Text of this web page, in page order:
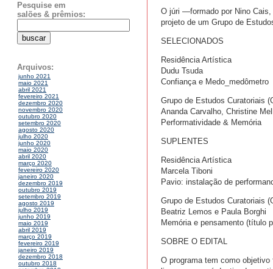
Pesquise em
salões & prêmios:
Arquivos:
junho 2021
maio 2021
abril 2021
fevereiro 2021
dezembro 2020
novembro 2020
outubro 2020
setembro 2020
agosto 2020
julho 2020
junho 2020
maio 2020
abril 2020
março 2020
fevereiro 2020
janeiro 2020
dezembro 2019
outubro 2019
setembro 2019
agosto 2019
julho 2019
junho 2019
maio 2019
abril 2019
março 2019
fevereiro 2019
janeiro 2019
dezembro 2018
outubro 2018
O júri —formado por Nino
projeto de um Grupo de
SELECIONADOS
Residência Artística
Dudu Tsuda
Confiança e Medo_medômetro
Grupo de Estudos Curatoriais
Ananda Carvalho, Christine
Performatividade & Memória
SUPLENTES
Residência Artística
Marcela Tiboni
Pavio: instalação de
Grupo de Estudos Curatoriais
Beatriz Lemos e Paula Borghi
Memória e pensamento (título
SOBRE O EDITAL
O programa tem como